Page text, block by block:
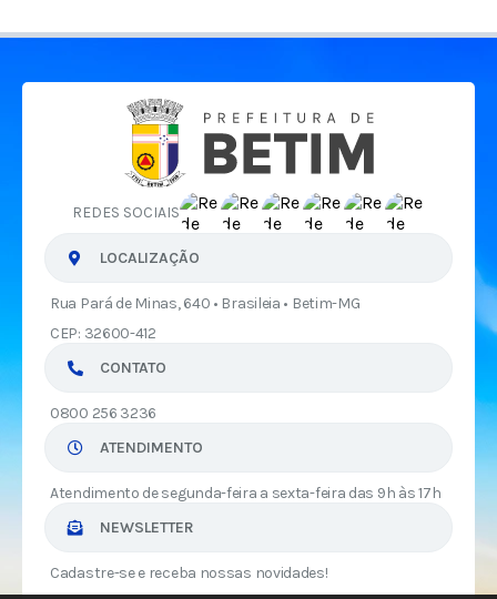
REDES SOCIAIS
LOCALIZAÇÃO
Rua Pará de Minas, 640 • Brasileia • Betim-MG
CEP: 32600-412
CONTATO
0800 256 3236
ATENDIMENTO
Atendimento de segunda-feira a sexta-feira das 9h às 17h
NEWSLETTER
Cadastre-se e receba nossas novidades!